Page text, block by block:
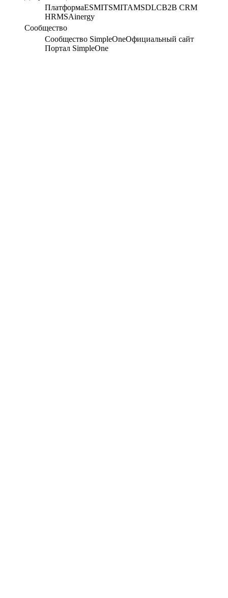
ПлатформаESMITSMITAMSDLCB2B CRM
HRMSAinergy
Сообщество
Сообщество SimpleOneОфициальный сайт
Портал SimpleOne